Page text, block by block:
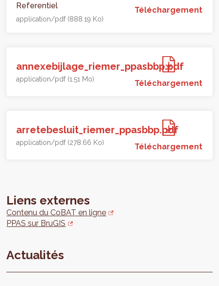
Referentiel
application/pdf (888.19 Ko)
Téléchargement
annexebijlage_riemer_ppasbbp.pdf
application/pdf (1.51 Mo) Téléchargement
arretebesluit_riemer_ppasbbp.pdf
application/pdf (278.66 Ko) Téléchargement
Liens externes
Contenu du CoBAT en ligne
PPAS sur BruGIS
Actualités